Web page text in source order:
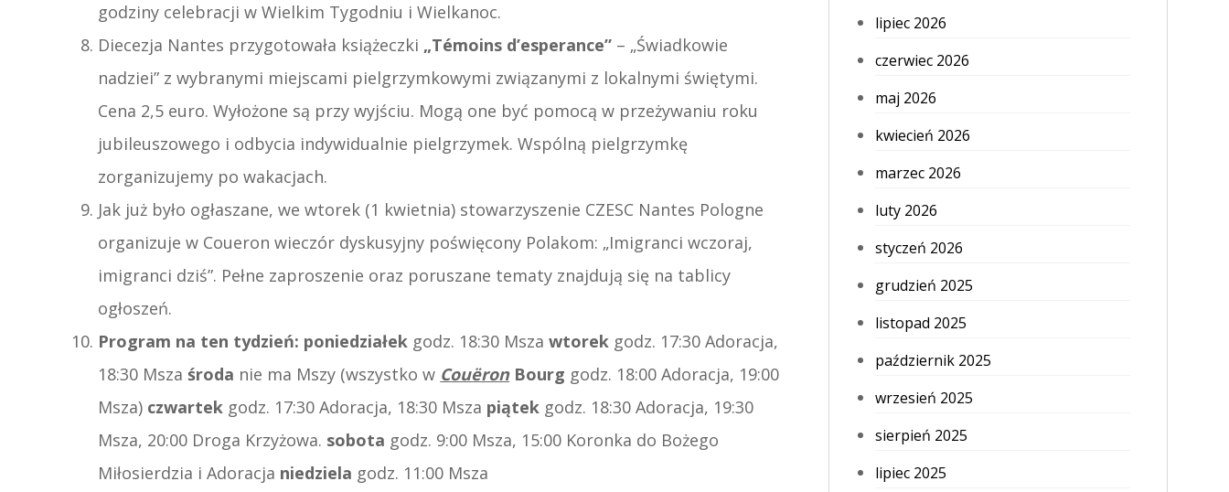
godziny celebracji w Wielkim Tygodniu i Wielkanoc.
Diecezja Nantes przygotowała książeczki „Témoins d’esperance” – „Świadkowie
nadziei” z wybranymi miejscami pielgrzymkowymi związanymi z lokalnymi świętymi.
Cena 2,5 euro. Wyłożone są przy wyjściu. Mogą one być pomocą w przeżywaniu roku
jubileuszowego i odbycia indywidualnie pielgrzymek. Wspólną pielgrzymkę
zorganizujemy po wakacjach.
Jak już było ogłaszane, we wtorek (1 kwietnia) stowarzyszenie CZESC Nantes Pologne
organizuje w Coueron wieczór dyskusyjny poświęcony Polakom: „Imigranci wczoraj,
imigranci dziś”. Pełne zaproszenie oraz poruszane tematy znajdują się na tablicy
ogłoszeń.
Program na ten tydzień: poniedziałek godz. 18:30 Mszawtorek godz. 17:30 Adoracja,
18:30 Mszaśroda nie ma Mszy (wszystko w CouëronBourg godz. 18:00 Adoracja, 19:00
Msza) czwartek godz. 17:30 Adoracja, 18:30 Msza piątek godz. 18:30 Adoracja, 19:30
Msza, 20:00 Droga Krzyżowa. sobota godz. 9:00 Msza, 15:00 Koronka do Bożego
Miłosierdzia i Adoracja niedziela godz. 11:00 Msza
lipiec 2026
czerwiec 2026
maj 2026
kwiecień 2026
marzec 2026
luty 2026
styczeń 2026
grudzień 2025
listopad 2025
październik 2025
wrzesień 2025
sierpień 2025
lipiec 2025